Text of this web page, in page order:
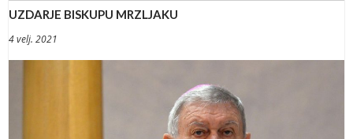
UZDARJE BISKUPU MRZLJAKU
4 velj. 2021